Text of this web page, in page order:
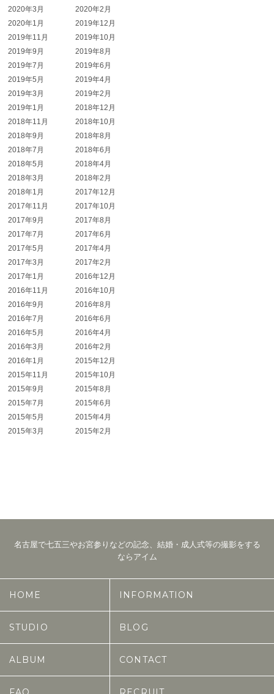
2020年3月
2020年2月
2020年1月
2019年12月
2019年11月
2019年10月
2019年9月
2019年8月
2019年7月
2019年6月
2019年5月
2019年4月
2019年3月
2019年2月
2019年1月
2018年12月
2018年11月
2018年10月
2018年9月
2018年8月
2018年7月
2018年6月
2018年5月
2018年4月
2018年3月
2018年2月
2018年1月
2017年12月
2017年11月
2017年10月
2017年9月
2017年8月
2017年7月
2017年6月
2017年5月
2017年4月
2017年3月
2017年2月
2017年1月
2016年12月
2016年11月
2016年10月
2016年9月
2016年8月
2016年7月
2016年6月
2016年5月
2016年4月
2016年3月
2016年2月
2016年1月
2015年12月
2015年11月
2015年10月
2015年9月
2015年8月
2015年7月
2015年6月
2015年5月
2015年4月
2015年3月
2015年2月
名古屋で七五三やお宮参りなどの記念、結婚・成人式等の撮影をする
ならアイム
HOME
STUDIO
ALBUM
INFORMATION
BLOG
CONTACT